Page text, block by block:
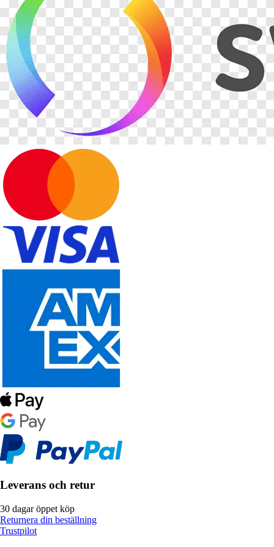
Leverans och retur
30 dagar öppet köp
Returnera din beställning
Trustpilot